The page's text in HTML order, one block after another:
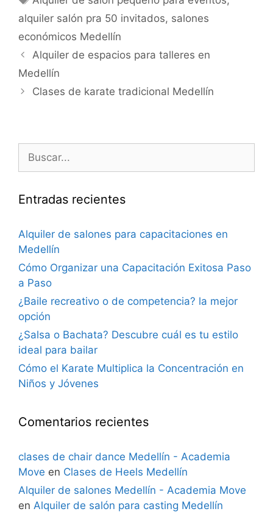
alquiler salón pra 50 invitados, salones
económicos Medellín
Alquiler de espacios para talleres en
Medellín
Clases de karate tradicional Medellín
Entradas recientes
Alquiler de salones para capacitaciones en
Medellín
Cómo Organizar una Capacitación Exitosa Paso
a Paso
¿Baile recreativo o de competencia? la mejor
opción
¿Salsa o Bachata? Descubre cuál es tu estilo
ideal para bailar
Cómo el Karate Multiplica la Concentración en
Niños y Jóvenes
Comentarios recientes
clases de chair dance Medellín - Academia
Move en Clases de Heels Medellín
Alquiler de salones Medellín - Academia Move
en Alquiler de salón para casting Medellín